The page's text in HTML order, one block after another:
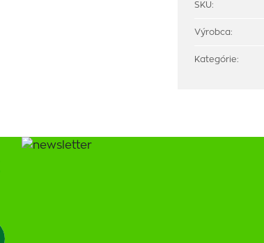
SKU:
Výrobca:
Kategórie: